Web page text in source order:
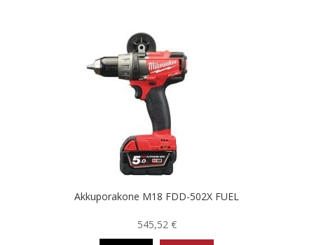
Akkuporakone M18 FDD-502X FUEL
545,52 €